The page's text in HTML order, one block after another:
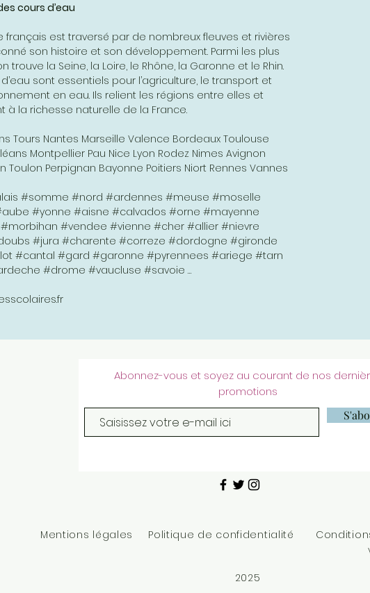
cours d’eau
français est traversé par de nombreux fleuves et rivières
son histoire et son développement. Parmi les plus
trouve la Seine, la Loire, le Rhône, la Garonne et le Rhin.
sont essentiels pour l’agriculture, le transport et
en eau. Ils relient les régions entre elles et
à la richesse naturelle de la France.
Tours Nantes Marseille Valence Bordeaux Toulouse
Montpellier Pau Nice Lyon Rodez Nimes Avignon
Toulon Perpignan Bayonne Poitiers Niort Rennes Vannes
#somme #nord #ardennes #meuse #moselle
#yonne #aisne #calvados #orne #mayenne
#vendee #vienne #cher #allier #nievre
#jura #charente #correze #dordogne #gironde
#cantal #gard #garonne #pyrennees #ariege #tarn
#drome #vaucluse #savoie …
Abonnez-vous et soyez au courant de nos
promotions
Mentions légales Politique de confidentialité
2025